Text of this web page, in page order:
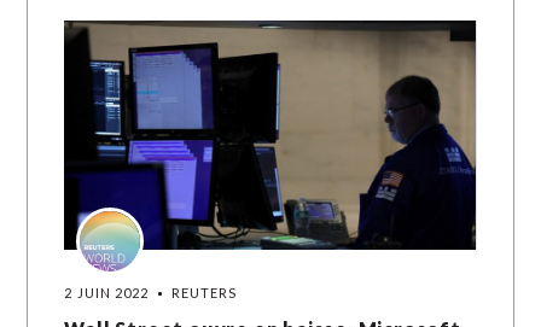
2 JUIN 2022 REUTERS